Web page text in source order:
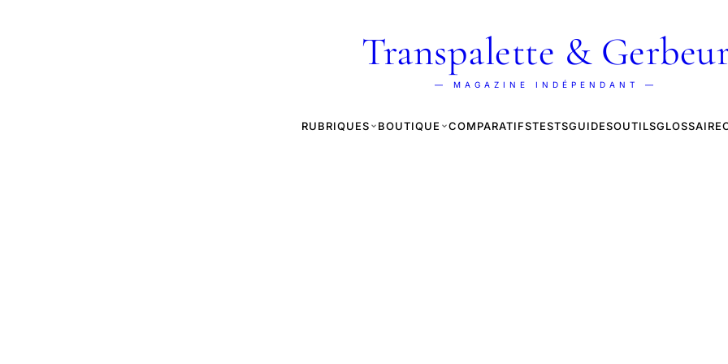
Transpalette &
— MAGAZINE INDÉPENDANT —
RUBRIQUES BOUTIQUE COMPARATIFSTESTSGUIDESOUTILSGLOSSAIRE